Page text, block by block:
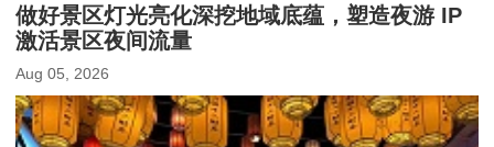
做好景区灯光亮化深挖地域底蕴，塑造夜游 IP
激活景区夜间流量
Aug 05, 2026